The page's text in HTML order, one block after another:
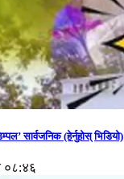
सार्वजनिक (हेर्नुहोस् भिडियो)
०८:४६